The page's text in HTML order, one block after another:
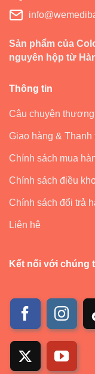
Sản phẩm của
nguyên hộp từ
Thông tin
Câu chuyện
Giao hàng & Thanh
Chính sách mua
Chính sách điều
Chính sách đổi trả
Liên hệ
Kết nối với chúng